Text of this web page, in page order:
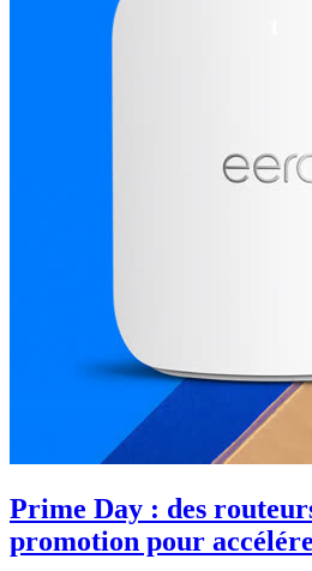
Prime Day : des
promotion pour